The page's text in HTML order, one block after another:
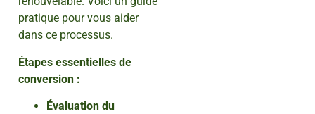
pratique pour vous aider
dans ce processus.
Étapes essentielles de
conversion :
Évaluation du